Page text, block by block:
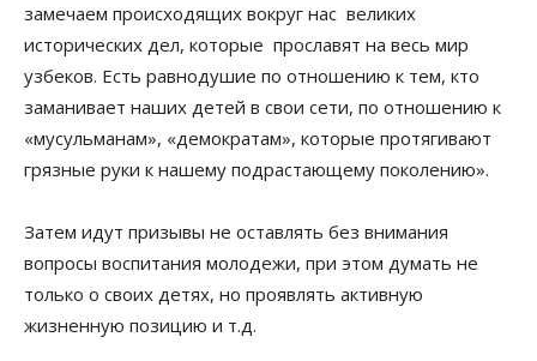
замечаем происходящих вокруг нас великих
исторических дел, которые прославят на весь мир
узбеков. Есть равнодушие по отношению к тем, кто
заманивает наших детей в свои сети, по отношению к
«мусульманам», «демократам», которые протягивают
грязные руки к нашему подрастающему поколению».
Затем идут призывы не оставлять без внимания
вопросы воспитания молодежи, при этом думать не
только о своих детях, но проявлять активную
жизненную позицию и т.д.